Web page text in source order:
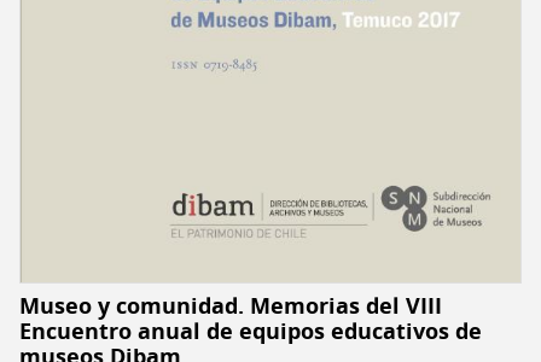
Museo y comunidad. Memorias del VIII
Encuentro anual de equipos educativos de
museos Dibam